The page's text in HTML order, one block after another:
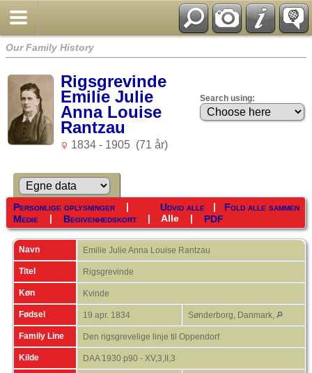
Our Family History
Rigsgrevinde
Emilie Julie
Anna Louise
Rantzau
1834 - 1905 (71 år)
Search using:
Udvid alle | Fold alle sammen
Personlige oplysninger|
Medie | Begivenhedskort| Alle| PDF
Navn Emilie Julie Anna Louise Rantzau
Titel Rigsgrevinde
Køn Kvinde
Fødsel 19 apr. 1834 Sønderborg, Danmark,
Family Line Den rigsgrevelige linje til Oppendorf
Kilde DAA 1930 p90 - XV,3,II,3